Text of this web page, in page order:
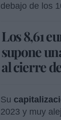
debajo de los
Los 8,61
supone
al cierre
Su
2023 y muy